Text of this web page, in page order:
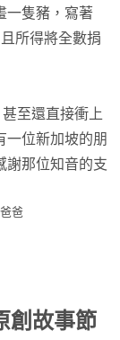
一隻豬，寫著
所得將全數捐
至還直接衝上
一位新加坡的朋
謝那位知音的支
爸
創故事節